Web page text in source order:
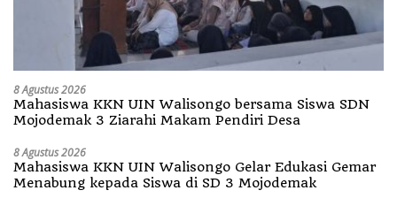
8 Agustus 2026
Mahasiswa KKN UIN Walisongo bersama Siswa SDN
Mojodemak 3 Ziarahi Makam Pendiri Desa
8 Agustus 2026
Mahasiswa KKN UIN Walisongo Gelar Edukasi Gemar
Menabung kepada Siswa di SD 3 Mojodemak